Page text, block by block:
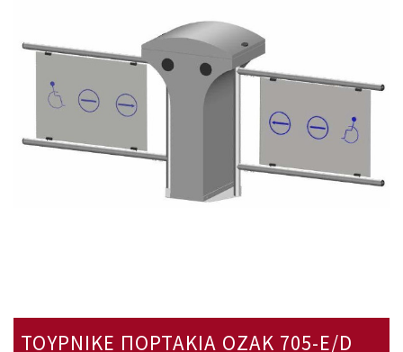
ΤΟΥΡΝΙΚΕ ΠΟΡΤΑΚΙΑ OZAK 705-Ε/D